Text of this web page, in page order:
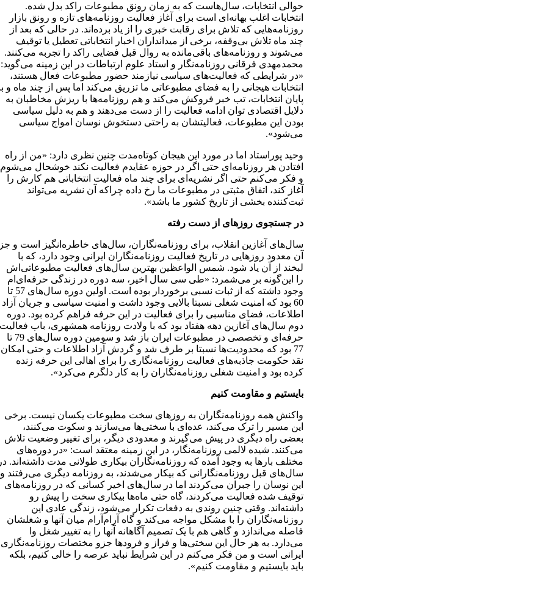
حوالی انتخابات، سال‌هاست که به زمان رونق مطبوعات راکد بدل شده.
انتخابات اغلب بهانه‌ای است برای آغاز فعالیت روزنامه‌های تازه و رونق بازار
روزنامه‌هایی که تلاش برای رقابت خبری را از یاد برده‌اند. در حالی که بعد از
چند ماه تلاش بی‌وقفه، برخی از میدانداران اخبار انتخاباتی تعطیل یا توقیف
می‌شوند و روزنامه‌های باقی‌مانده به روال قبل فضایی راکد را تجربه می‌کنند.
محمدمهدی فرقانی روزنامه‌نگار و استاد علوم ارتباطات در این زمینه می‌گوید:
«در شرایطی که فعالیت‌های سیاسی نیازمند حضور مطبوعات فعال هستند،
انتخابات هیجانی را به فضای مطبوعاتی ما تزریق می‌کند اما پس از چند ماه و
پایان انتخابات، تب خبر فروکش می‌کند و هم روزنامه‌ها با ریزش مخاطبان به
دلایل اقتصادی توان ادامه فعالیت را از دست می‌دهند و هم به دلیل سیاسی
بودن این مطبوعات، فعالیتشان به راحتی دستخوش نوسان امواج سیاسی
می‌شود».
وحید پوراستاد اما در مورد این هیجان کوتاه‌مدت چنین نظری دارد: «من از راه
افتادن هر روزنامه‌ای حتی اگر در حوزه عقایدم فعالیت نکند خوشحال می‌شوم
و فکر می‌کنم حتی اگر نشریه‌ای برای چند ماه فعالیت انتخاباتی هم کارش را
آغاز کند، اتفاق مثبتی در مطبوعات ما رخ داده چراکه آن نشریه می‌تواند
ثبت‌کننده بخشی از تاریخ کشور ما باشد».
در جستجوی روزهای از دست رفته
سال‌های آغازین انقلاب، برای روزنامه‌نگاران، سال‌های خاطره‌انگیز است و جز
آن معدود روزهایی در تاریخ فعالیت روزنامه‌نگاران ایرانی وجود دارد، که با
لبخند از آن یاد شود. شمس الواعظین بهترین سال‌های فعالیت مطبوعاتی‌اش
را این‌گونه بر می‌شمرد: «طی سی سال اخیر، سه دوره در زندگی حرفه‌ای‌ام
وجود داشته که از ثبات نسبی برخوردار بوده است. اولین دوره سال‌های 57 تا
60 بود که امنیت شغلی نسبتا بالایی وجود داشت و امنیت سیاسی و جریان آزاد
اطلاعات، فضای مناسبی را برای فعالیت در این حرفه فراهم کرده بود. دوره
دوم سال‌های آغازین دهه هفتاد بود که با ولادت روزنامه همشهری، باب فعالیت
حرفه‌ای و تخصصی در مطبوعات ایران باز شد و سومین دوره سال‌های 79 تا
77 بود که محدودیت‌ها نسبتا بر طرف شد و گردش آزاد اطلاعات و حتی امکان
نقد حکومت جاذبه‌های فعالیت روزنامه‌نگاری را برای اهالی این حرفه زنده
کرده بود و امنیت شغلی روزنامه‌نگاران را به کار دلگرم می‌کرد».
بایستیم و مقاومت کنیم
واکنش همه روزنامه‌نگاران به روزهای سخت مطبوعات یکسان نیست. برخی
این مسیر را ترک می‌کند، عده‌ای با سختی‌ها می‌سازند و سکوت می‌کنند،
بعضی راه دیگری در پیش می‌گیرند و معدودی دیگر، برای تغییر وضعیت تلاش
می‌کنند. شیده لالمی روزنامه‌نگار، در این زمینه معتقد است: «در دوره‌های
مختلف بارها به وجود آمده که روزنامه‌نگاران بیکاری طولانی مدت داشته‌اند. در
سال‌های قبل روزنامه‌نگارانی که بیکار می‌شدند، به روزنامه دیگری می‌رفتند و
این نوسان را جبران می‌کردند اما در سال‌های اخیر کسانی که در روزنامه‌های
توقیف شده فعالیت می‌کردند، گاه حتی ماه‌ها بیکاری سخت را پیش رو
داشته‌اند. وقتی چنین روندی به دفعات تکرار می‌شود، زندگی عادی این
روزنامه‌نگاران را با مشکل مواجه می‌کند و گاه آرام‌آرام میان آنها و شغلشان
فاصله می‌اندازد و گاهی هم با یک تصمیم آگاهانه آنها را به تغییر شغل وا
می‌دارد. به هر حال این سختی‌ها و فراز و فرودها جزو مختصات روزنامه‌نگاری
ایرانی است و من فکر می‌کنم در این شرایط نباید عرصه را خالی کنیم، بلکه
باید بایستیم و مقاومت کنیم».